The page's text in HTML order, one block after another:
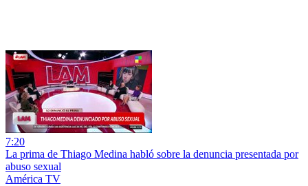
7:20
La prima de Thiago Medina habló sobre la denuncia presentada por
abuso sexual
América TV